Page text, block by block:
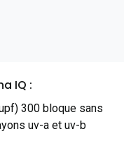
IQ :
300 bloque sans
uv-a et uv-b